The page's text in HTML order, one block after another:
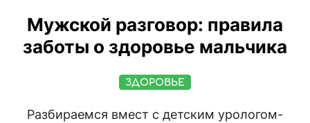
Мужской разговор: правила
заботы о здоровье мальчика
ЗДОРОВЬЕ
Разбираемся вмест с детским урологом-